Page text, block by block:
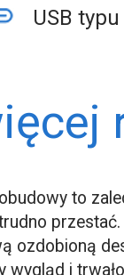
USB typu
to
wygląd i